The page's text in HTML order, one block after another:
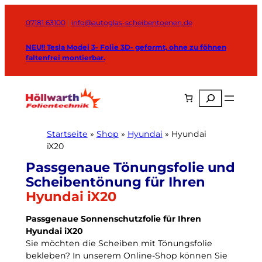
Inhalt07181 63100| info@autoglas-scheibentoenen.de
NEU!! Tesla Model 3- Folie 3D- geformt, ohne zu föhnen
faltenfrei montierbar.
Suchen
Startseite » Shop » Hyundai » Hyundai
iX20
Hyundai iX20
Passgenaue Sonnenschutzfolie für Ihren
Hyundai iX20
Sie möchten die Scheiben mit Tönungsfolie
bekleben? In unserem Online-Shop können Sie